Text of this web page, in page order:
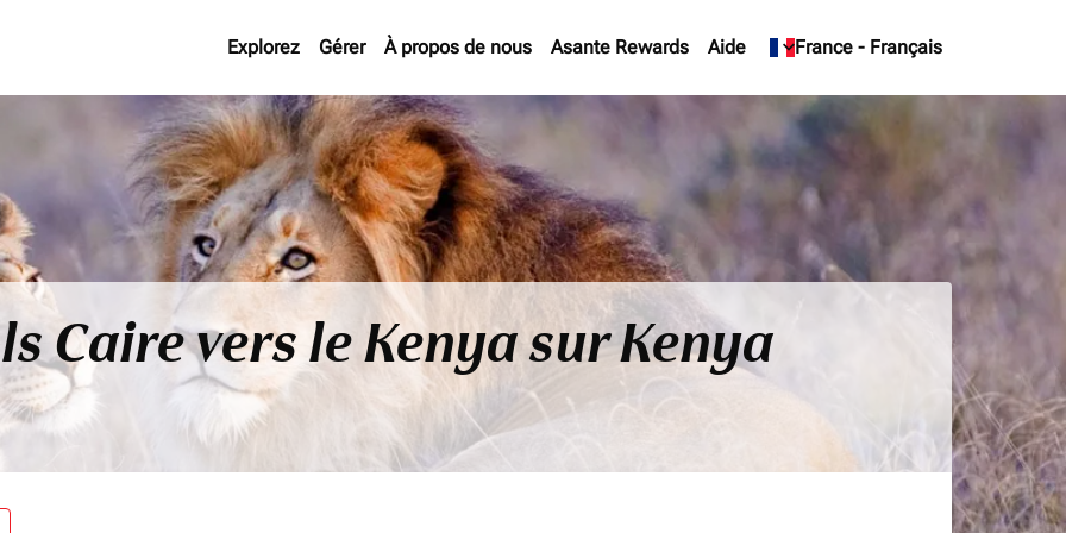
Explorez Gérer À propos de nous Asante Rewards Aide France - Français
keyboard_arrow_down
Caire vers le Kenya sur Kenya